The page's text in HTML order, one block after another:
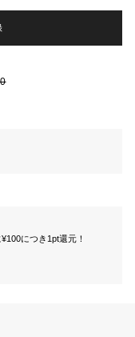
につき1pt還元！